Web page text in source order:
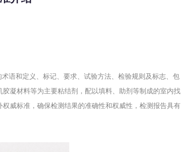
核
语和定义、标记、要求、试验方法、检验规则及标志、包
凝材料等为主要粘结剂，配以填料、助剂等制成的室内找
威标准，确保检测结果的准确性和权威性，检测报告具有